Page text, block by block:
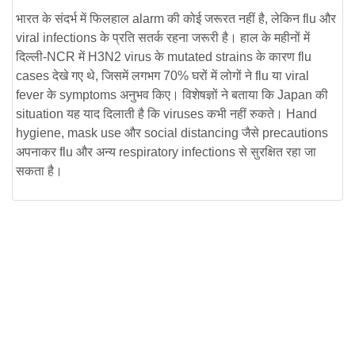
भारत के संदर्भ में फिलहाल alarm की कोई जरूरत नहीं है, लेकिन flu और
viral infections के प्रति सतर्क रहना जरूरी है। हाल के महीनों में
दिल्ली-NCR में H3N2 virus के mutated strains के कारण flu
cases देखे गए थे, जिसमें लगभग 70% घरों में लोगों ने flu या viral
fever के symptoms अनुभव किए। विशेषज्ञों ने बताया कि Japan की
situation यह याद दिलाती है कि viruses कभी नहीं रुकते। Hand
hygiene, mask use और social distancing जैसे precautions
अपनाकर flu और अन्य respiratory infections से सुरक्षित रहा जा
सकता है।